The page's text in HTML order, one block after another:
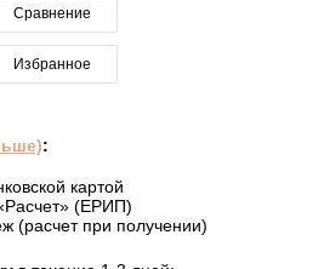
Сравнение
Избранное
:
картой
(ЕРИП)
(расчет при получении)